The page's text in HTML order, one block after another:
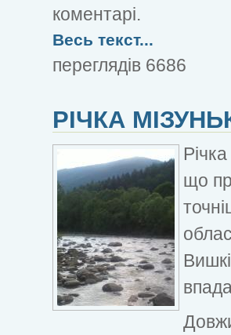
коментарі.
Весь текст...
переглядів 6686
РІЧКА
що